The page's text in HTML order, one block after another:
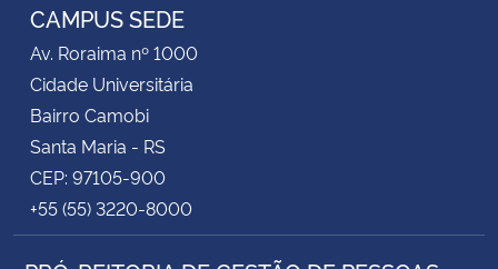
CAMPUS SEDE
Av. Roraima nº 1000
Cidade Universitária
Bairro Camobi
Santa Maria - RS
CEP: 97105-900
+55 (55) 3220-8000